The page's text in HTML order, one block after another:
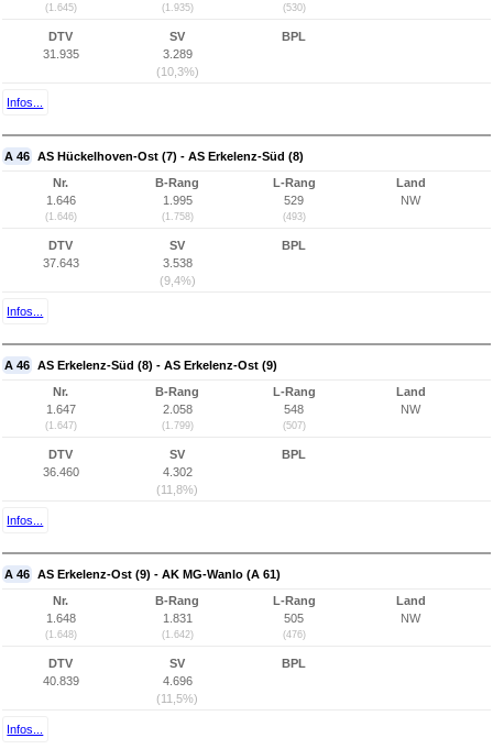
(1.645) (1.935) (530)
DTV
31.935
SV
3.289
(10,3%)
BPL
Infos...
A 46 AS Hückelhoven-Ost (7) - AS Erkelenz-Süd (8)
Nr.
1.646
(1.646)
B-Rang
1.995
(1.758)
L-Rang
529
(493)
Land
NW
DTV
37.643
SV
3.538
(9,4%)
BPL
Infos...
A 46 AS Erkelenz-Süd (8) - AS Erkelenz-Ost (9)
Nr.
1.647
(1.647)
B-Rang
2.058
(1.799)
L-Rang
548
(507)
Land
NW
DTV
36.460
SV
4.302
(11,8%)
BPL
Infos...
A 46 AS Erkelenz-Ost (9) - AK MG-Wanlo (A 61)
Nr.
1.648
(1.648)
B-Rang
1.831
(1.642)
L-Rang
505
(476)
Land
NW
DTV
40.839
SV
4.696
(11,5%)
BPL
Infos...